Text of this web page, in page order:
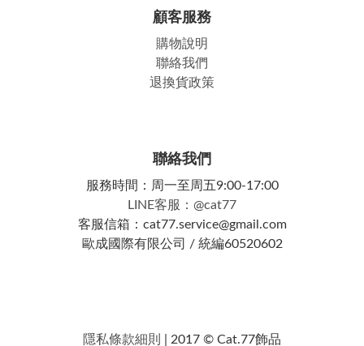
顧客服務
購物說明
聯絡我們
退換貨政策
聯絡我們
服務時間：周一至周五9:00-17:00
LINE客服：@cat77
客服信箱：cat77.service@gmail.com
歐成國際有限公司 / 統編60520602
隱私條款細則 | 2017 © Cat.77飾品